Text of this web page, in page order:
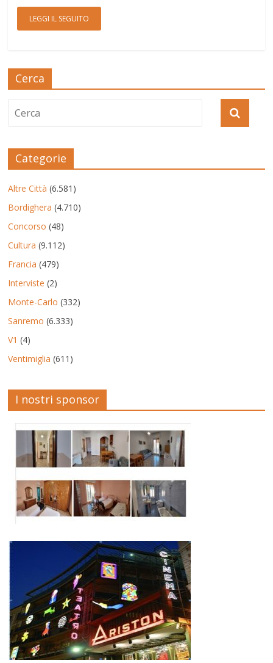
LEGGI IL SEGUITO
Cerca
Categorie
Altre Città (6.581)
Bordighera (4.710)
Concorso (48)
Cultura (9.112)
Francia (479)
Interviste (2)
Monte-Carlo (332)
Sanremo (6.333)
V1 (4)
Ventimiglia (611)
I nostri sponsor